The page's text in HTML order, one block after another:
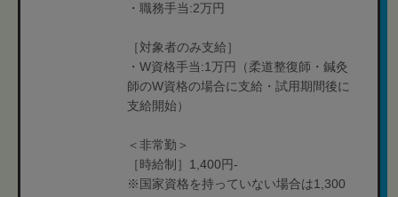
・職務手当:2万円
［対象者のみ支給］
・W資格手当:1万円（柔道整復師・鍼灸
師のW資格の場合に支給・試用期間後に
支給開始）
＜非常勤＞
［時給制］1,400円-
※国家資格を持っていない場合は1,300